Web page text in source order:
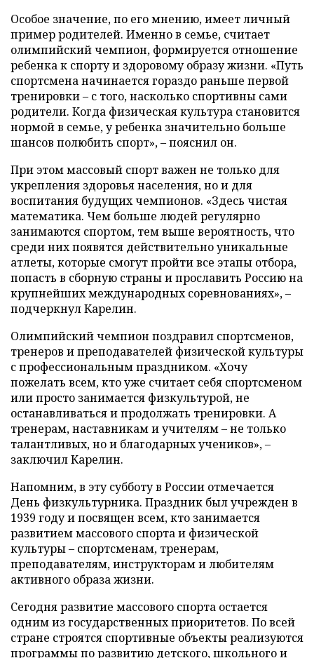
Особое значение, по его мнению, имеет личный
пример родителей. Именно в семье, считает
олимпийский чемпион, формируется отношение
ребенка к спорту и здоровому образу жизни. «Путь
спортсмена начинается гораздо раньше первой
тренировки – с того, насколько спортивны сами
родители. Когда физическая культура становится
нормой в семье, у ребенка значительно больше
шансов полюбить спорт», – пояснил он.
При этом массовый спорт важен не только для
укрепления здоровья населения, но и для
воспитания будущих чемпионов. «Здесь чистая
математика. Чем больше людей регулярно
занимаются спортом, тем выше вероятность, что
среди них появятся действительно уникальные
атлеты, которые смогут пройти все этапы отбора,
попасть в сборную страны и прославить Россию на
крупнейших международных соревнованиях», –
подчеркнул Карелин.
Олимпийский чемпион поздравил спортсменов,
тренеров и преподавателей физической культуры
с профессиональным праздником. «Хочу
пожелать всем, кто уже считает себя спортсменом
или просто занимается физкультурой, не
останавливаться и продолжать тренировки. А
тренерам, наставникам и учителям – не только
талантливых, но и благодарных учеников», –
заключил Карелин.
Напомним, в эту субботу в России отмечается
День физкультурника. Праздник был учрежден в
1939 году и посвящен всем, кто занимается
развитием массового спорта и физической
культуры – спортсменам, тренерам,
преподавателям, инструкторам и любителям
активного образа жизни.
Сегодня развитие массового спорта остается
одним из государственных приоритетов. По всей
стране строятся спортивные объекты реализуются
программы по развитию детского, школьного и